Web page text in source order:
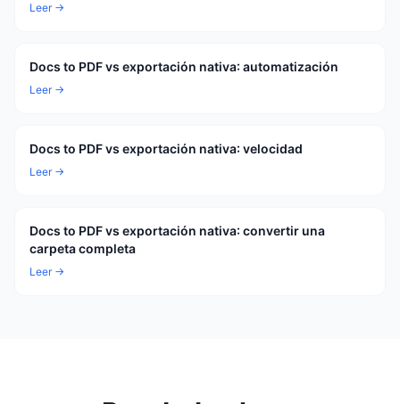
Leer →
Docs to PDF vs exportación nativa: automatización
Leer →
Docs to PDF vs exportación nativa: velocidad
Leer →
Docs to PDF vs exportación nativa: convertir una
carpeta completa
Leer →